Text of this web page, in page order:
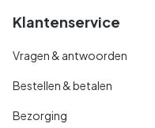
Klantenservice
Vragen & antwoorden
Bestellen & betalen
Bezorging